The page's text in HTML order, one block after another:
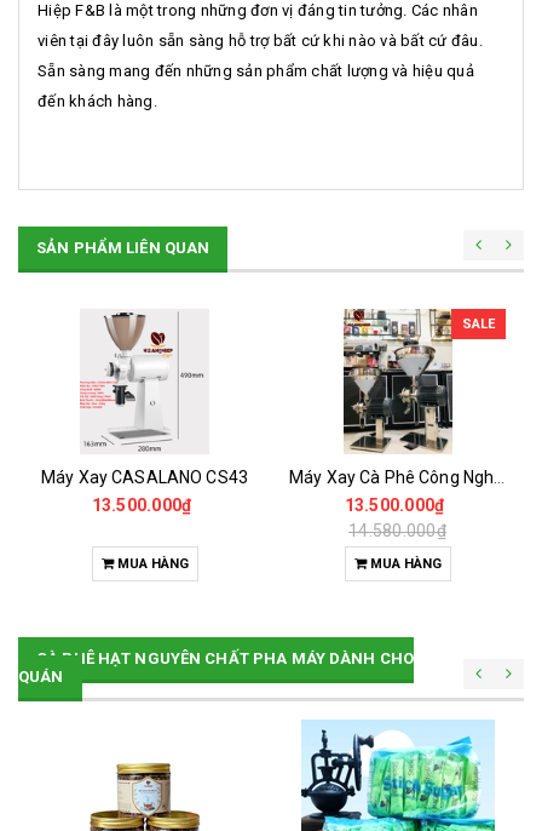
Hiệp F&B là một trong những đơn vị đáng tin tưởng. Các nhân
viên tại đây luôn sẵn sàng hỗ trợ bất cứ khi nào và bất cứ đâu.
Sẵn sàng mang đến những sản phẩm chất lượng và hiệu quả
đến khách hàng.
SẢN PHẨM LIÊN QUAN
Máy Xay CASALANO CS43
13.500.000₫
MUA HÀNG
SALE
13.500.000₫
14.580.000₫
MUA HÀNG
CÀ PHÊ HẠT NGUYÊN CHẤT PHA MÁY DÀNH CHO
QUÁN